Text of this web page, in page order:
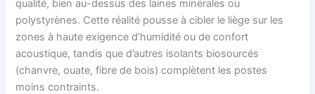
qualité, bien au-dessus des laines minérales ou
polystyrènes. Cette réalité pousse à cibler le liège sur les
zones à haute exigence d’humidité ou de confort
acoustique, tandis que d’autres isolants biosourcés
(chanvre, ouate, fibre de bois) complètent les postes
moins contraints.